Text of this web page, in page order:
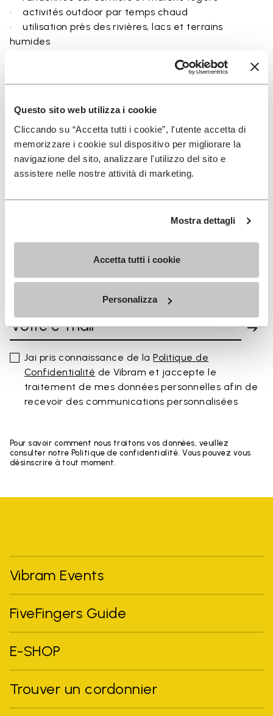
Questo sito web utilizza i cookie
Cliccando su “Accetta tutti i cookie”, l'utente accetta di
memorizzare i cookie sul dispositivo per migliorare la
navigazione del sito, analizzare l'utilizzo del sito e
assistere nelle nostre attività di marketing.
Mostra dettagli
Accetta tutti i cookie
Personalizza
• activités outdoor par temps chaud
• utilisation près des rivières, lacs et terrains
humides
• utilisateurs recherchant un équilibre entre
protection et ground feel
Détails
INSCRIVEZ-VOUS POUR NE PAS MANQUER NOS
DERNIÈRES NOUVEAUTÉS
Jai pris connaissance de laPolitique de
Confidentialité de Vibram et jaccepte le
traitement de mes données personnelles afin de
recevoir des communications personnalisées
Pour savoir comment nous traitons vos données, veuillez
consulter notre Politique de confidentialité. Vous pouvez vous
désinscrire à tout moment.
Vibram Events
FiveFingers Guide
E-SHOP
Trouver un cordonnier